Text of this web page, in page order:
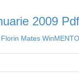
2009 Pdf
Florin Mates